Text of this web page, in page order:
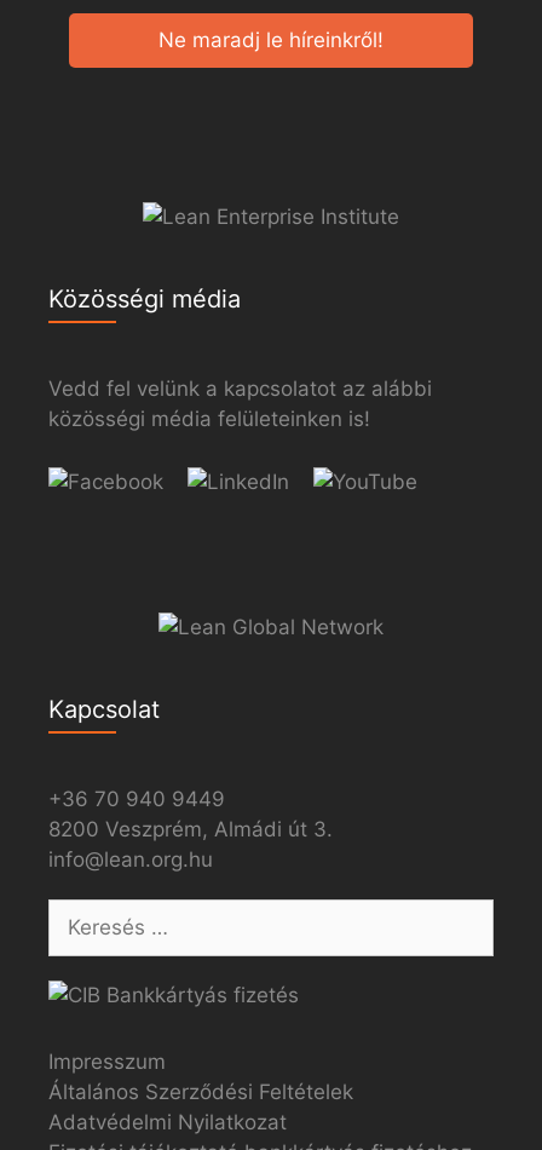
Ne maradj le híreinkről!
Közösségi média
Vedd fel velünk a kapcsolatot az alábbi
közösségi média felületeinken is!
Kapcsolat
+36 70 940 9449
8200 Veszprém, Almádi út 3.
info@lean.org.hu
Impresszum
Általános Szerződési Feltételek
Adatvédelmi Nyilatkozat